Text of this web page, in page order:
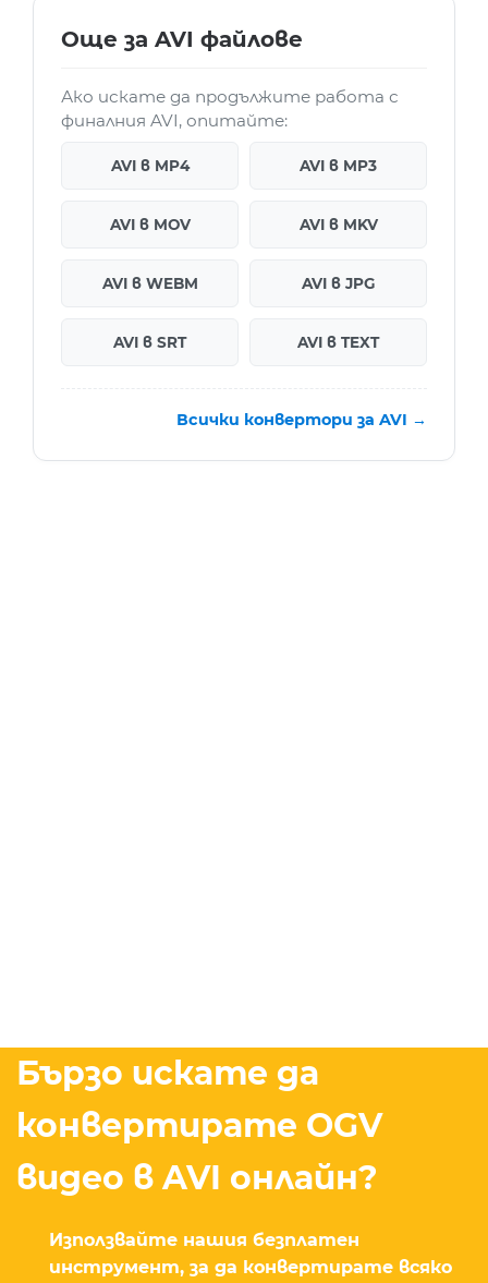
Още за AVI файлове
Ако искате да продължите работа с
финалния AVI, опитайте:
AVI в MP4 AVI в MP3
AVI в MOV AVI в MKV
AVI в WEBM AVI в JPG
AVI в SRT AVI в TEXT
Всички конвертори за AVI →
Бързо искате да
конвертирате OGV
видео в AVI онлайн?
Използвайте нашия безплатен
инструмент, за да конвертирате всяко